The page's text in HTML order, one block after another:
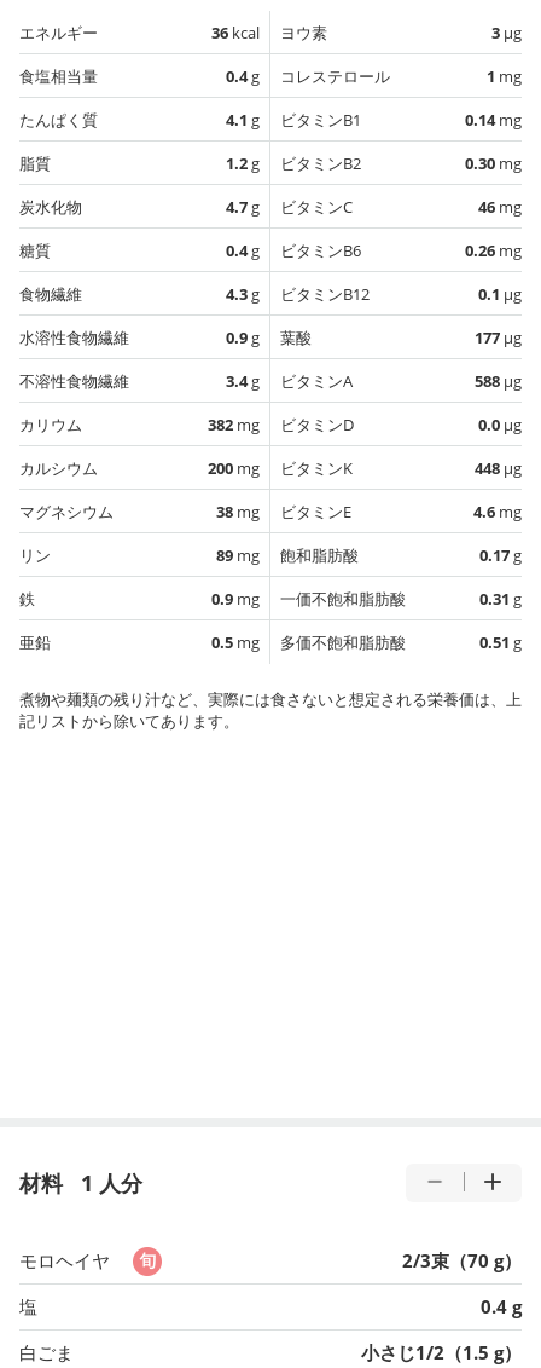
エネルギー 36 kcal
食塩相当量
0.4g
たんぱく質
4.1 g
脂質
1.2g
炭水化物
4.7g
糖質
0.4g
食物繊維
4.3g
水溶性食物繊維
0.9g
不溶性食物繊維
3.4g
カリウム
382 mg
カルシウム
200 mg
マグネシウム
38 mg
リン
89 mg
鉄
0.9 mg
亜鉛
0.5 mg
ヨウ素 3 µg
コレステロール
1 mg
ビタミンB1
0.14mg
ビタミンB2
0.30 mg
ビタミンC
46 mg
ビタミンB6
0.26 mg
ビタミンB12
0.1 µg
葉酸
177 µg
ビタミンA
588 µg
ビタミンD
0.0 µg
ビタミンK
448 µg
ビタミンE
4.6 mg
飽和脂肪酸
0.17g
一価不飽和脂肪酸
0.31 g
多価不飽和脂肪酸
0.51 g
煮物や麺類の残り汁など、実際には食さないと想定される栄養価は、上
記リストから除いてあります。
材料 1 人分
モロヘイヤ
2/3束（70 g）
塩
0.4 g
白ごま
小さじ1/2（1.5 g）